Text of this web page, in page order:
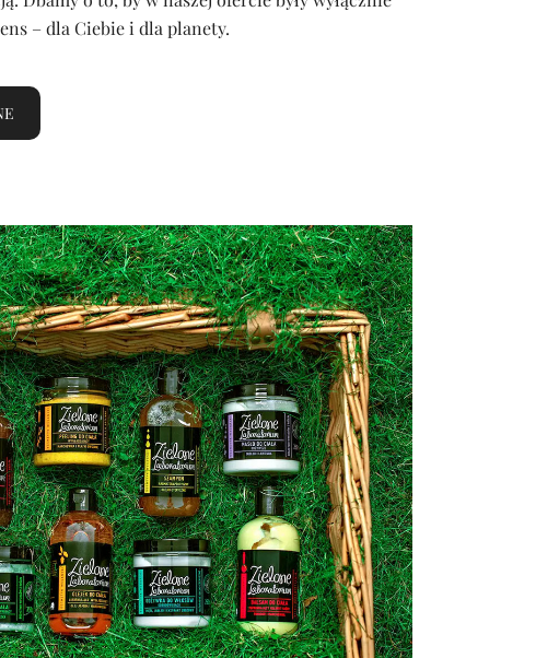
– dla Ciebie i dla planety.